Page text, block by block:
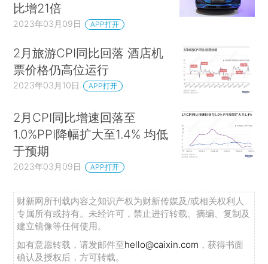
比增21倍
2023年03月09日 APP打开
2月旅游CPI同比回落 酒店机
票价格仍高位运行
2023年03月10日 APP打开
2月CPI同比增速回落至
1.0%PPI降幅扩大至1.4% 均低
于预期
2023年03月09日 APP打开
财新网所刊载内容之知识产权为财新传媒及/或相关权利人
专属所有或持有。未经许可，禁止进行转载、摘编、复制及
建立镜像等任何使用。
如有意愿转载，请发邮件至hello@caixin.com ，获得书面
确认及授权后，方可转载。